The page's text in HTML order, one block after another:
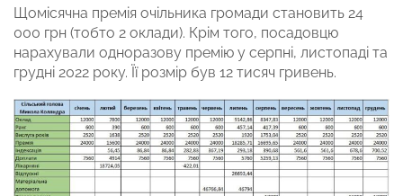
Щомісячна премія очільника громади становить 24
000 грн (тобто 2 оклади). Крім того, посадовцю
нарахували одноразову премію у серпні, листопаді та
грудні 2022 року. Її розмір був 12 тисяч гривень.